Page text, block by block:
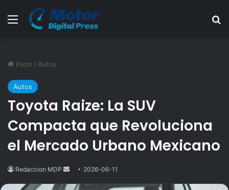
Menú
Inicio / Autos
Autos
Toyota Raize: La SUV
Compacta que Revoluciona
el Mercado Urbano Mexicano
Redaccion MDP
Send2026-06-11